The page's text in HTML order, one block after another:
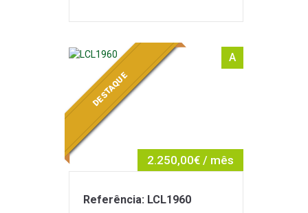
A
2.250,00€ / mês
DESTAQUE
Referência: LCL1960